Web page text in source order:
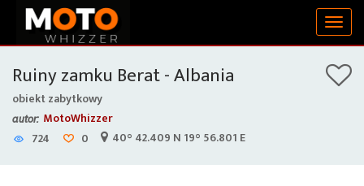
Ruiny zamku Berat - Albania
obiekt zabytkowy
autor: MotoWhizzer
724
0 40° 42.409 N 19° 56.801 E